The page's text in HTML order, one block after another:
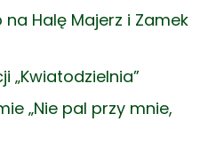
Halę Majerz i Zamek
„Kwiatodzielnia”
„Nie pal przy mnie,